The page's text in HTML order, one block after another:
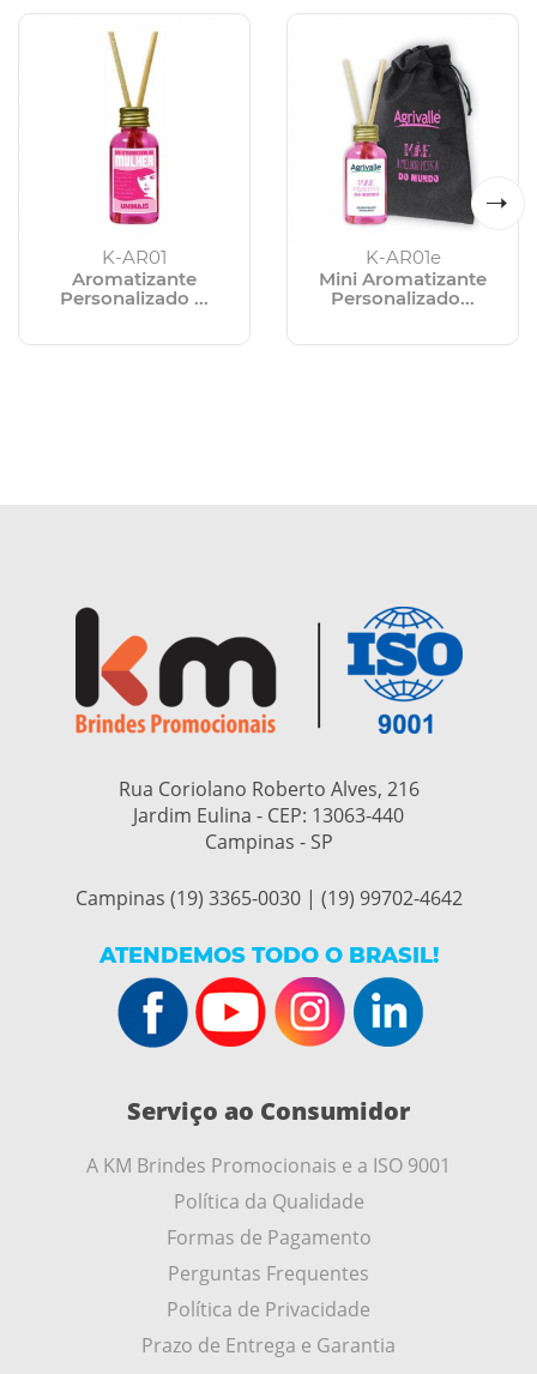
K-AR01
Aromatizante
Personalizado ...
K-AR01e
Mini Aromatizante
Personalizado...
Rua Coriolano Roberto Alves, 216
Jardim Eulina - CEP: 13063-440
Campinas - SP
Campinas (19) 3365-0030 | (19) 99702-4642
ATENDEMOS TODO O BRASIL!
Serviço ao Consumidor
A KM Brindes Promocionais e a ISO 9001
Política da Qualidade
Formas de Pagamento
Perguntas Frequentes
Política de Privacidade
Prazo de Entrega e Garantia